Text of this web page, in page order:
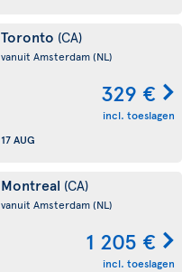
Toronto (CA)
vanuit Amsterdam(NL)
329 €
incl. toeslagen
17 AUG
Montreal (CA)
vanuit Amsterdam(NL)
1 205 €
incl. toeslagen